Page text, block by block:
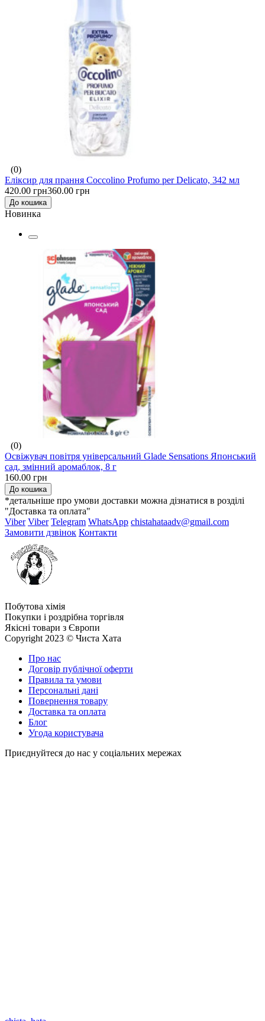
(0)
Еліксир для прання Coccolino Profumo per Delicato, 342 мл
420.00 грн360.00 грн
До кошика
Новинка
(0)
Освіжувач повітря універсальний Glade Sensations Японський
сад, змінний аромаблок, 8 г
160.00 грн
До кошика
*детальніше про умови доставки можна дізнатися в розділі
"Доставка та оплата"
Viber Viber Telegram WhatsApp chistahataadv@gmail.com
Замовити дзвінок Контакти
Побутова хімія
Покупки і роздрібна торгівля
Якісні товари з Європи
Copyright 2023 © Чиста Хата
Про нас
Договір публічної оферти
Правила та умови
Персональні дані
Повернення товару
Доставка та оплата
Блог
Угода користувача
Приєднуйтеся до нас у соціальних мережах